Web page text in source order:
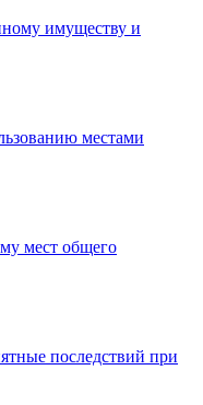
имуществу и
местами
мест общего
последствий при